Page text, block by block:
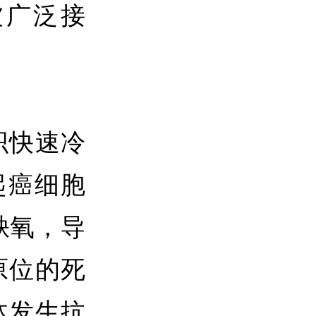
泛接
快速冷
细胞
氧，导
位的死